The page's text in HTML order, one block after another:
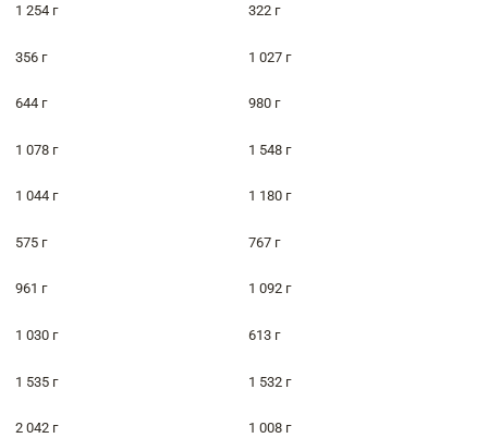
1 254 г 322 г
356 г 1 027 г
644 г 980 г
1 078 г 1 548 г
1 044 г 1 180 г
575 г 767 г
961 г 1 092 г
1 030 г 613 г
1 535 г 1 532 г
2 042 г 1 008 г